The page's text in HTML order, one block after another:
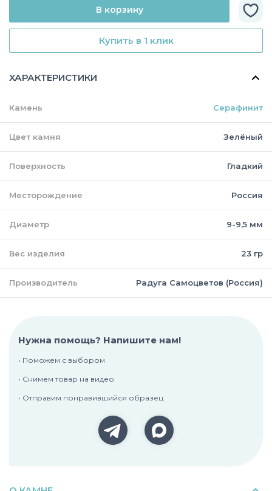
Купить в 1 клик
В корзину
ХАРАКТЕРИСТИКИ
Камень Серафинит
Цвет камня Зелёный
Поверхность Гладкий
Месторождение Россия
Диаметр 9-9,5 мм
Вес изделия 23 гр
Производитель Радуга Самоцветов (Россия)
Нужна помощь? Напишите нам!
• Поможем с выбором
• Снимем товар на видео
• Отправим понравившийся образец